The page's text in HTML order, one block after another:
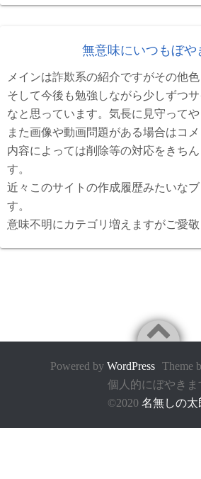
無意味にいつもぼや
メインは詐欺系の紹介ですがその他色
そして今後も勉強しながら少しずつ
なと思っています。気長に見守ってや
また画像や動画問題がある場合はコメ
内容によっては削除等の対応をきち
す。
近々このサイトの作成履歴みたいな
す。
意味不明にカテゴリ増えますがご愛敬
Powered by WordPress Theme
個人的にぼやきま
©2020 名無しの太